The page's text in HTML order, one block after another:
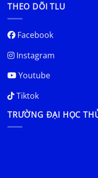
THEO DÕI TLU
Facebook
Instagram
Youtube
Tiktok
TRƯỜNG ĐẠI HỌC